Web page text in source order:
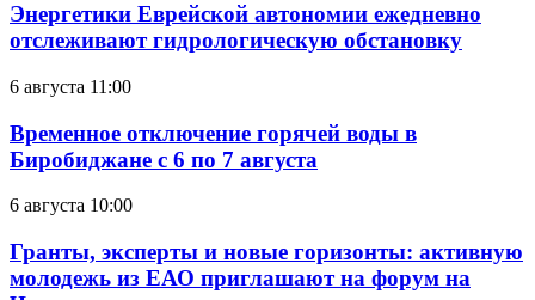
Энергетики Еврейской автономии ежедневно
отслеживают гидрологическую обстановку
6 августа 11:00
Временное отключение горячей воды в
Биробиджане с 6 по 7 августа
6 августа 10:00
Гранты, эксперты и новые горизонты: активную
молодежь из ЕАО приглашают на форум на